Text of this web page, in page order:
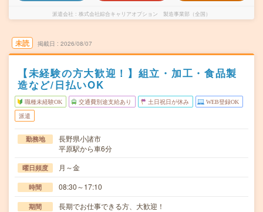
派遣会社 株式会社綜合キャリアオプション 製造事業部（全国）
未読 掲載日 2026/08/07
【未経験の方大歓迎！】組立・加工・食品製
造など/日払いOK
職種未経験OK 交通費別途支給あり 土日祝日が休み WEB登録OK
派遣
勤務地
長野県小諸市
平原駅から車6分
曜日頻度 月～金
時間 08:30～17:10
期間 長期でお仕事できる方、大歓迎！